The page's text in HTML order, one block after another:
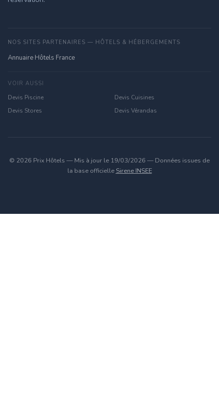
NOS SITES PARTENAIRES — HÔTELS & HÉBERGEMENTS
Annuaire Hôtels France
VOIR AUSSI
Devis Piscine
Devis Cuisines
Devis Stores
Devis Vérandas
© 2026 Prix Hôtels — Mis à jour le 19/03/2026 — Données issues de
la base officielle Sirene INSEE